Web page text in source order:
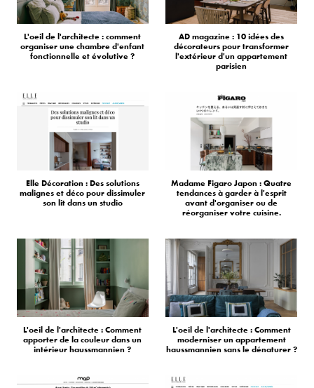
L'oeil de l'architecte : comment
organiser une chambre d'enfant
fonctionnelle et évolutive ?
AD magazine : 10 idées des
décorateurs pour transformer
l'extérieur d'un appartement
parisien
Elle Décoration : Des solutions
malignes et déco pour dissimuler
son lit dans un studio
Madame Figaro Japon : Quatre
tendances à garder à l'esprit
avant d'organiser ou de
réorganiser votre cuisine.
L'oeil de l'architecte : Comment
apporter de la couleur dans un
intérieur haussmannien ?
L'oeil de l'architecte : Comment
moderniser un appartement
haussmannien sans le dénaturer ?